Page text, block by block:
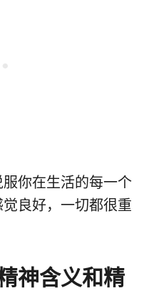
你在生活的每一个
良好，一切都很重
神含义和精